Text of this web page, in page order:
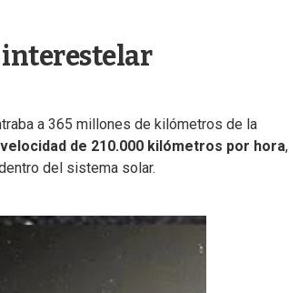
interestelar
a 365 millones de kilómetros de la
de 210.000 kilómetros por hora,
del sistema solar.